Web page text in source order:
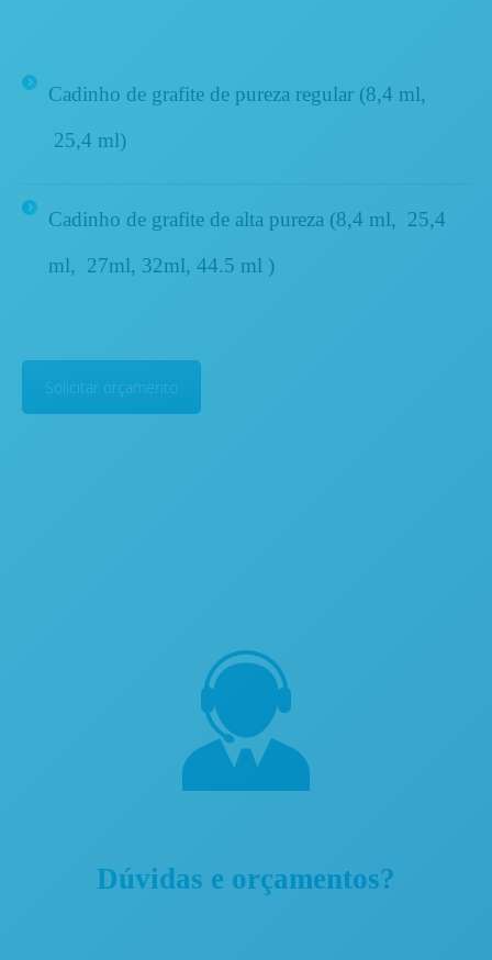
Cadinho de grafite de pureza regular (8,4 ml,
25,4 ml)
Cadinho de grafite de alta pureza (8,4 ml, 25,4
ml, 27ml, 32ml, 44.5 ml )
Solicitar orçamento
Dúvidas e orçamentos?